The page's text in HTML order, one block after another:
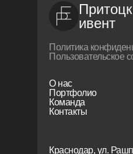
Краснодар, ул.
О нас
Портфолио
Команда
Контакты
Политика
Пользовательское
ивент